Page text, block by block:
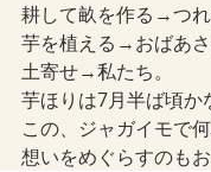
耕して畝を作る→つれ
芋を植える→おばあさ
土寄せ→私たち。
芋ほりは7月半ば頃か
この、ジャガイモで何
想いをめぐらすのもお